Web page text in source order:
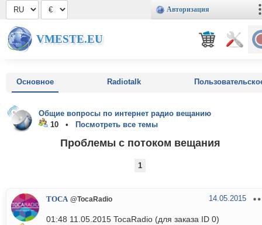
Авторизация
VMESTE.EU
Основное Radiotalk
Общие вопросы по интернет радио вещанию
10 •
Посмотреть все темы
Проблемы с потоком вещания
1
TOCA @TocaRadio 14.05.2015
01:48 11.05.2015 TocaRadio (для заказа ID 0)